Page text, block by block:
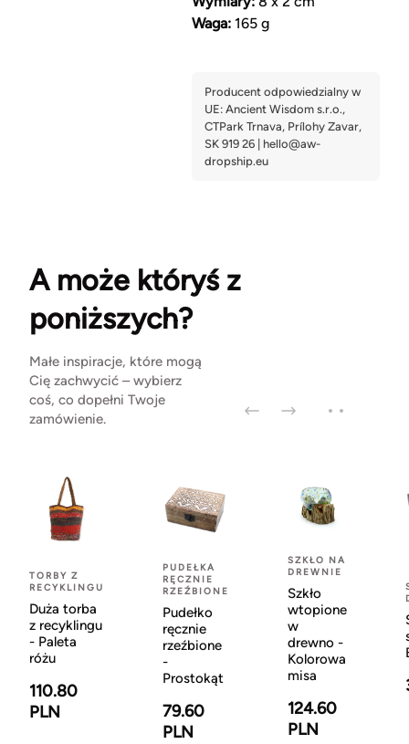
Waga:165 g
A może któryś z
poniższych?
Małe inspiracje, które mogą
Cię zachwycić – wybierz
coś, co dopełni Twoje
zamówienie.
TORBY Z
RECYKLINGU
Duża torba
z recyklingu
- Paleta
różu
110.80
PLN
PUDEŁKA
RĘCZNIE
RZEŹBIONE
Pudełko
ręcznie
rzeźbione
-
Prostokąt
79.60
PLN
SZKŁO NA
DREWNIE
Szkło
wtopione
w
drewno -
Kolorowa
misa
124.60
PLN